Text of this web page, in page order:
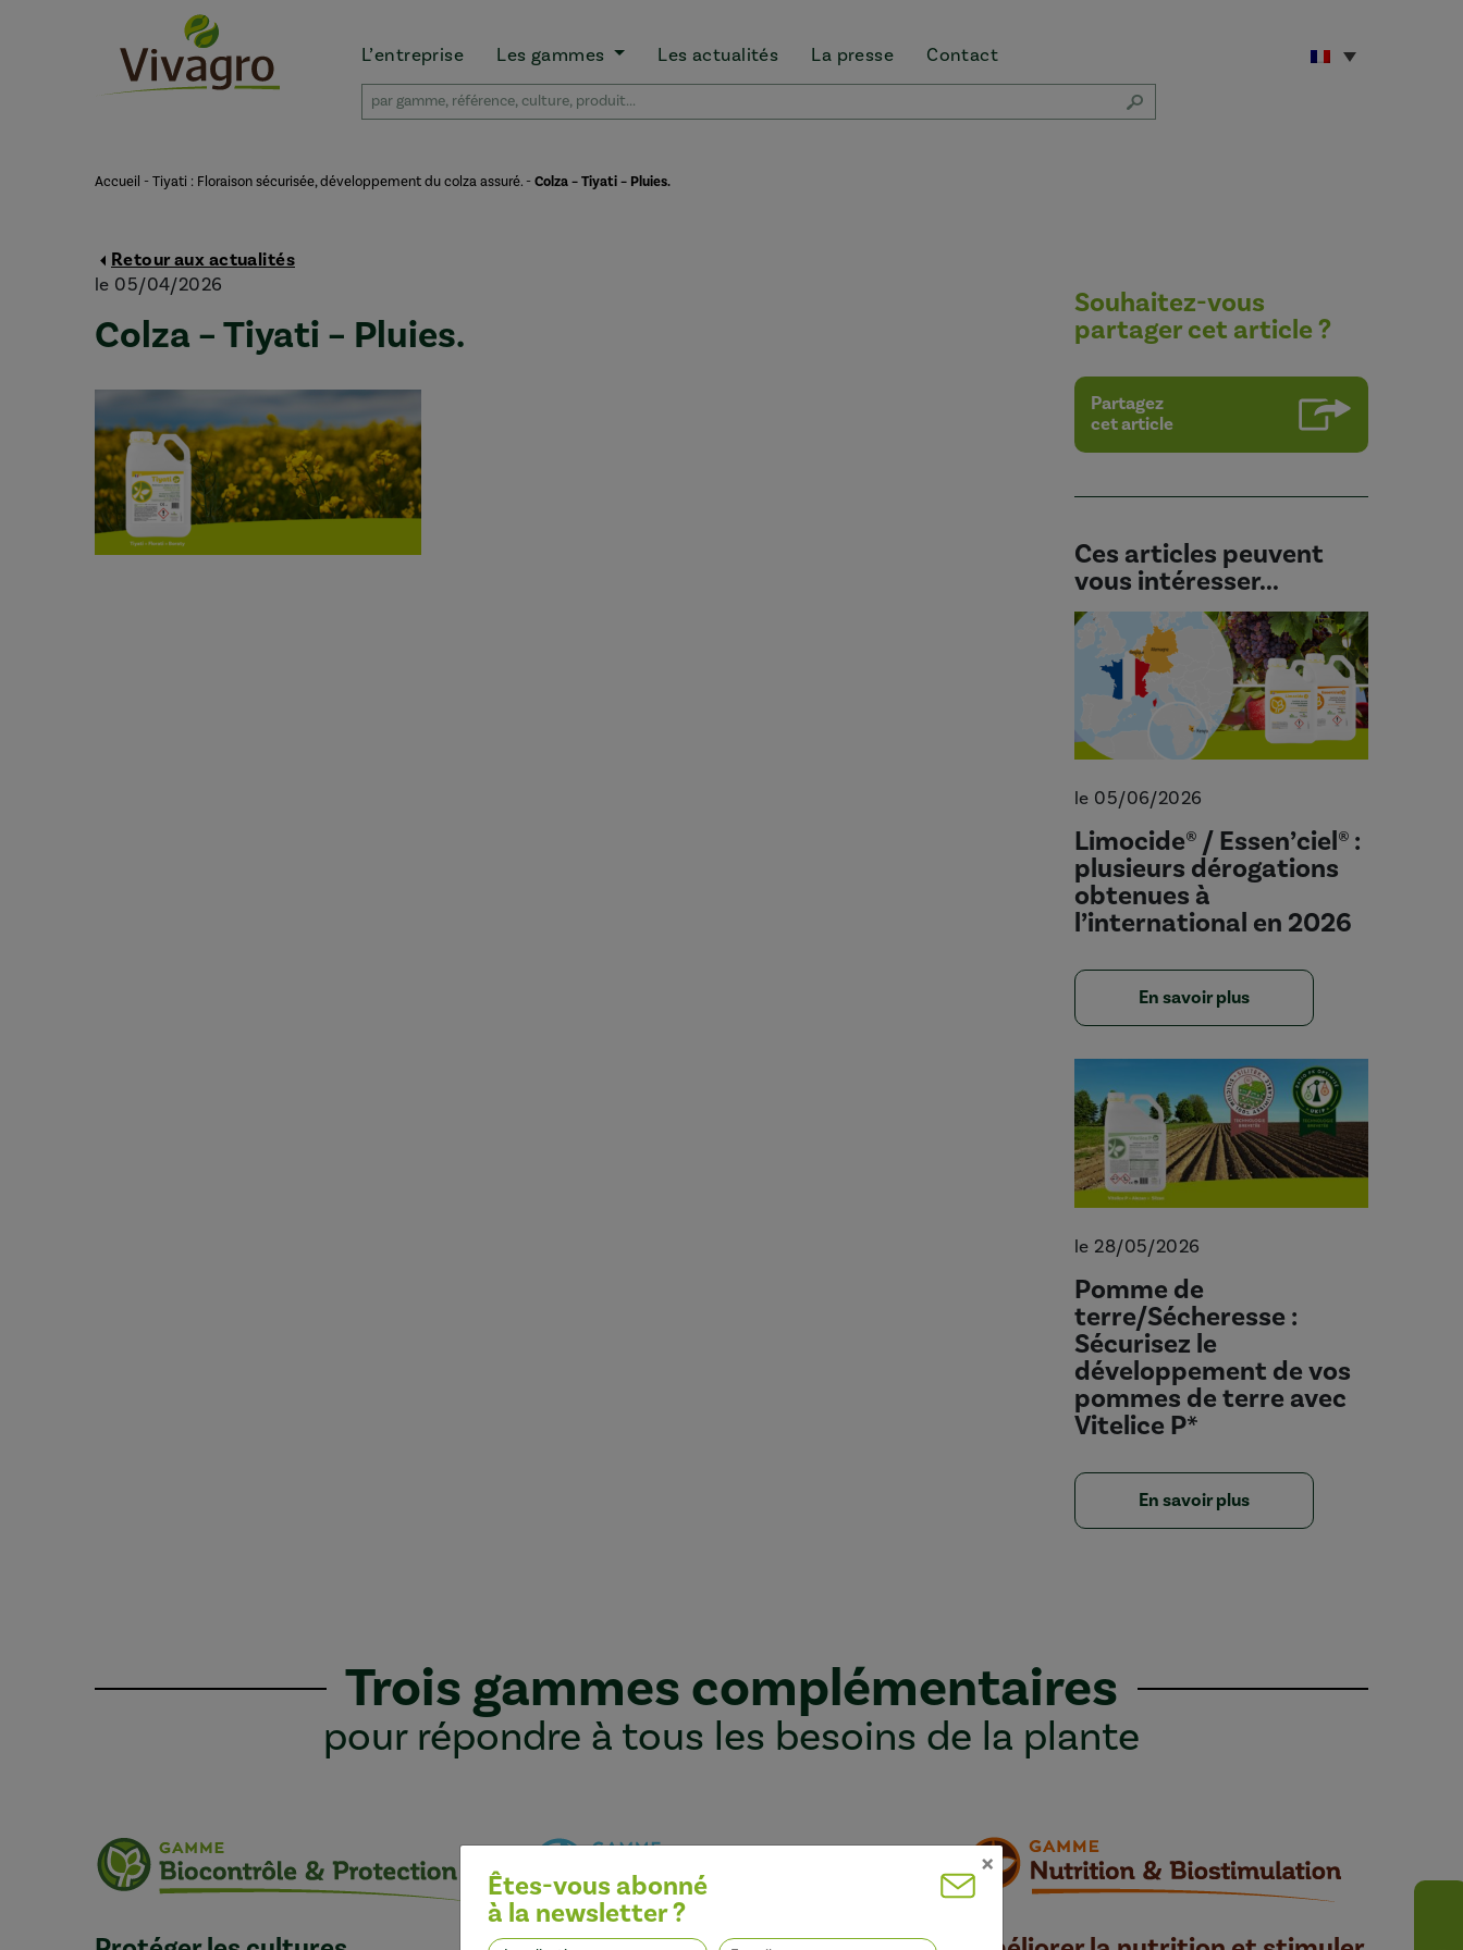
L’entreprise Les gammes Les actualités La presse Contact
Accueil -Tiyati : Floraison sécurisée, développement du colza assuré. -Colza – Tiyati – Pluies.
Retour aux actualités
le 05/04/2026
Colza – Tiyati – Pluies.
Souhaitez-vous
partager cet article ?
Partagez
cet article
Ces articles peuvent
vous intéresser...
le 05/06/2026
Limocide® / Essen’ciel® :
plusieurs dérogations
obtenues à
l’international en 2026
En savoir plus
le 28/05/2026
Pomme de
terre/Sécheresse :
Sécurisez le
développement de vos
pommes de terre avec
Vitelice P*
En savoir plus
Trois gammes complémentaires
pour répondre à tous les besoins de la plante
×
Êtes-vous abonné
à la newsletter ?